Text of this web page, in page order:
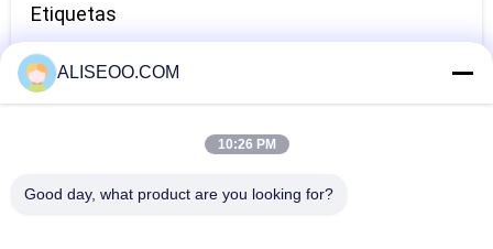
Etiquetas
cuerpo que
forma la máquina
vacío de las
celulitis
libre de la aguja
Más Información Máquina De Reducción De
ALISEOO.COM
10:26 PM
Good day, what product are you looking for?